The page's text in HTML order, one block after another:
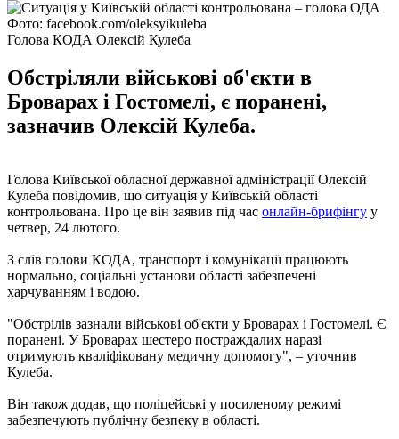
Фото: facebook.com/oleksyikuleba
Голова КОДА Олексій Кулеба
Обстріляли військові об'єкти в
Броварах і Гостомелі, є поранені,
зазначив Олексій Кулеба.
Голова Київської обласної державної адміністрації Олексій
Кулеба повідомив, що ситуація у Київській області
контрольована. Про це він заявив під час онлайн-брифінгу у
четвер, 24 лютого.
З слів голови КОДА, транспорт і комунікації працюють
нормально, соціальні установи області забезпечені
харчуванням і водою.
"Обстрілів зазнали військові об'єкти у Броварах і Гостомелі. Є
поранені. У Броварах шестеро постраждалих наразі
отримують кваліфіковану медичну допомогу", – уточнив
Кулеба.
Він також додав, що поліцейські у посиленому режимі
забезпечують публічну безпеку в області.